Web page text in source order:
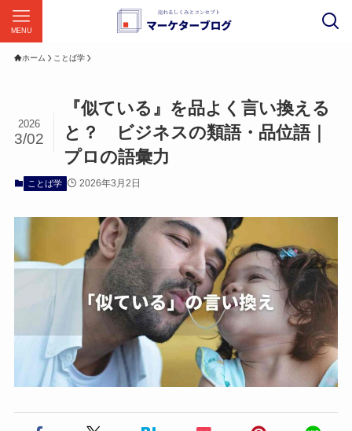
MENU
ホーム ことば学
『似ている』を品よく言い換える
と？ ビジネスの類語・品位語｜
プロの語彙力
2026
3/02
ことば学 2026年3月2日